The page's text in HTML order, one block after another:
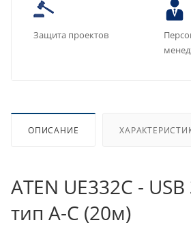
Защита проектов
ОПИСАНИЕ
ATEN UE332C -
тип A-C (20м)